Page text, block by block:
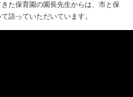
た保育園の園長先生からは、市と保
語っていただいています。